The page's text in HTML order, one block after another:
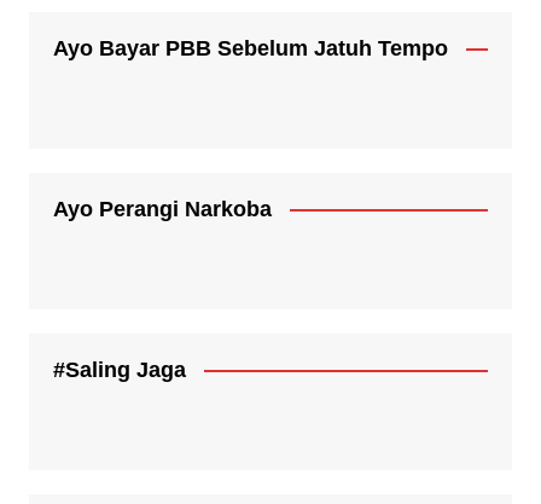
Ayo Bayar PBB Sebelum Jatuh Tempo
Ayo Perangi Narkoba
#Saling Jaga